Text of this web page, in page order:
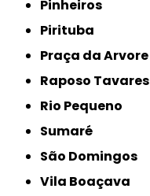
Pinheiros
Pirituba
Praça da Arvore
Raposo Tavares
Rio Pequeno
Sumaré
São Domingos
Vila Boaçava